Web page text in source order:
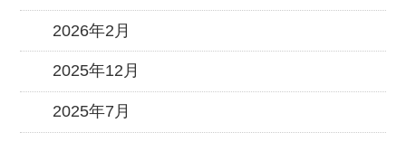
2026年2月
2025年12月
2025年7月